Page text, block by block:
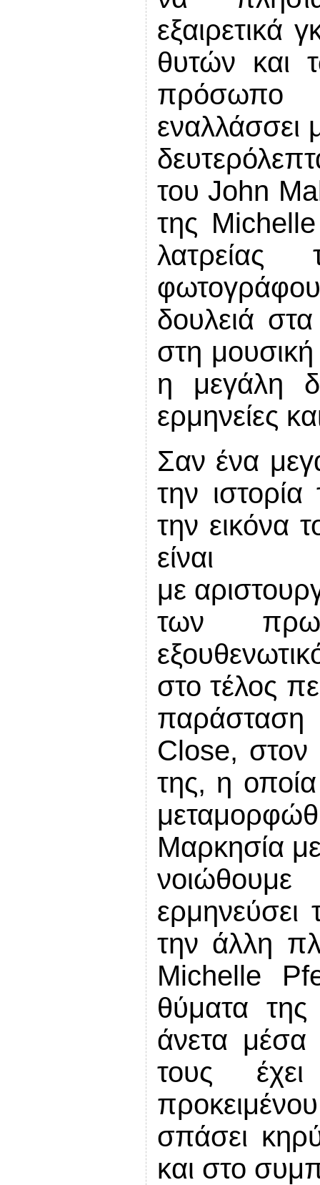
εξαιρετικά
θυτών και
πρόσωπο
εναλλάσσει
του John
της Michelle
δουλειά
στη μουσική
η μεγάλη
ερμηνείες
Σαν ένα
την
την εικόνα
με
των
στο τέλος
παράσταση
Close, στον
της, η
Μαρκησία
την άλλη
Michelle
θύματα της
άνετα
τους
σπάσει
και στο